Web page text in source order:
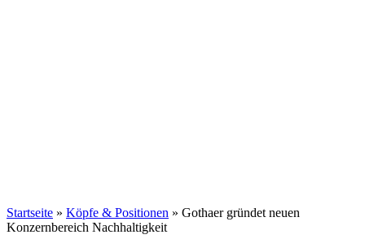
Startseite » Köpfe & Positionen » Gothaer gründet neuen
Konzernbereich Nachhaltigkeit